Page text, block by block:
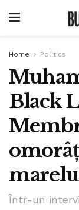
Home Politics
Black
Într-un